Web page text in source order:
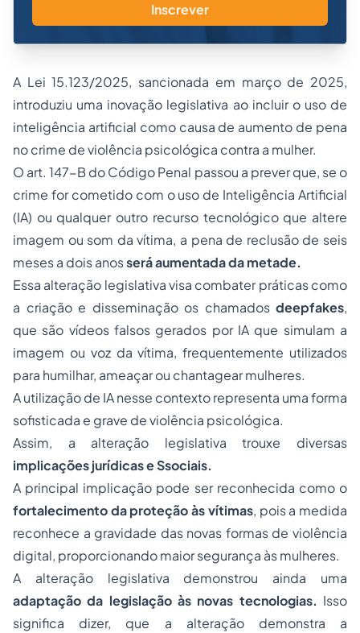
Inscrever
A Lei 15.123/2025, sancionada em março de 2025,
introduziu uma inovação legislativa ao incluir o uso de
inteligência artificial como causa de aumento de pena
no crime de violência psicológica contra a mulher.
O art. 147-B do Código Penal passou a prever que, se o
crime for cometido com o uso de Inteligência Artificial
(IA) ou qualquer outro recurso tecnológico que altere
imagem ou som da vítima, a pena de reclusão de seis
meses a dois anosserá aumentada da metade.
Essa alteração legislativa visa combater práticas como
a criação e disseminação os chamados deepfakes,
que são vídeos falsos gerados por IA que simulam a
imagem ou voz da vítima, frequentemente utilizados
para humilhar, ameaçar ou chantagear mulheres.
A utilização de IA nesse contexto representa uma forma
sofisticada e grave de violência psicológica.
Assim, a alteração legislativa trouxe diversas
implicações jurídicas e Ssociais.
A principal implicação pode ser reconhecida como o
fortalecimento da proteção às vítimas, pois a medida
reconhece a gravidade das novas formas de violência
digital, proporcionando maior segurança às mulheres.
A alteração legislativa demonstrou ainda uma
adaptação da legislação às novas tecnologias. Isso
significa dizer, que a alteração demonstra a